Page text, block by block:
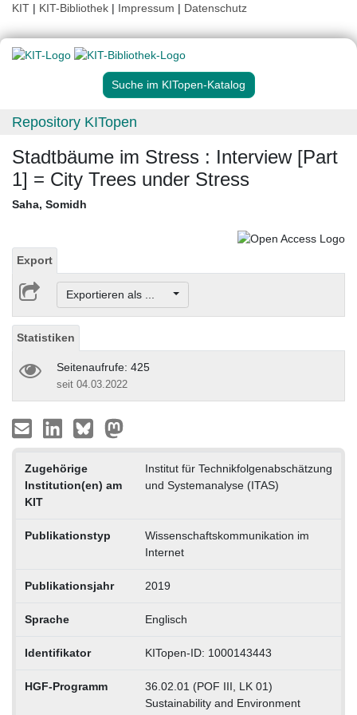
KIT | KIT-Bibliothek | Impressum | Datenschutz
Suche im KITopen-Katalog
Repository KITopen
Stadtbäume im Stress : Interview [Part
1] = City Trees under Stress
Saha, Somidh
Export
Exportieren als ...
Statistiken
Seitenaufrufe: 425
seit 04.03.2022
Zugehörige
Institution(en) am
KIT
Institut für Technikfolgenabschätzung
und Systemanalyse (ITAS)
Publikationstyp
Wissenschaftskommunikation im
Internet
Publikationsjahr 2019
Sprache Englisch
Identifikator KITopen-ID: 1000143443
HGF-Programm
36.02.01 (POF III, LK 01)
Sustainability and Environment